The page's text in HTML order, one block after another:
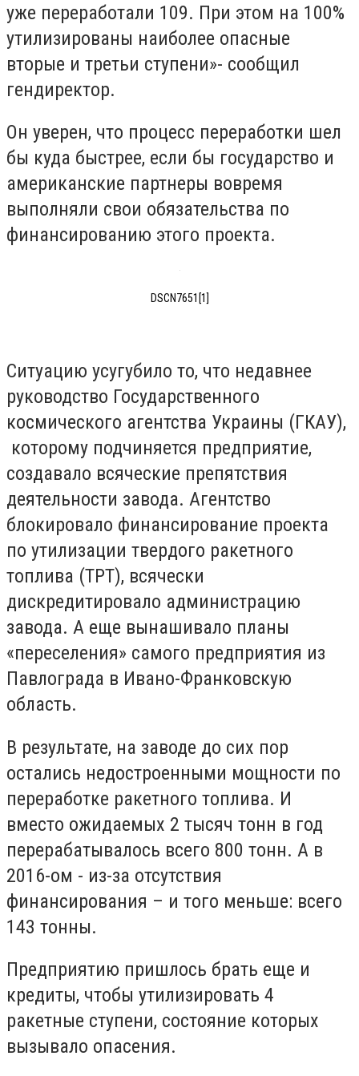
уже переработали 109. При этом на 100%
утилизированы наиболее опасные
вторые и третьи ступени»- сообщил
гендиректор.
Он уверен, что процесс переработки шел
бы куда быстрее, если бы государство и
американские партнеры вовремя
выполняли свои обязательства по
финансированию этого проекта.
DSCN7651[1]
Ситуацию усугубило то, что недавнее
руководство Государственного
космического агентства Украины (ГКАУ),
которому подчиняется предприятие,
создавало всяческие препятствия
деятельности завода. Агентство
блокировало финансирование проекта
по утилизации твердого ракетного
топлива (ТРТ), всячески
дискредитировало администрацию
завода. А еще вынашивало планы
«переселения» самого предприятия из
Павлограда в Ивано-Франковскую
область.
В результате, на заводе до сих пор
остались недостроенными мощности по
переработке ракетного топлива. И
вместо ожидаемых 2 тысяч тонн в год
перерабатывалось всего 800 тонн. А в
2016-ом - из-за отсутствия
финансирования – и того меньше: всего
143 тонны.
Предприятию пришлось брать еще и
кредиты, чтобы утилизировать 4
ракетные ступени, состояние которых
вызывало опасения.